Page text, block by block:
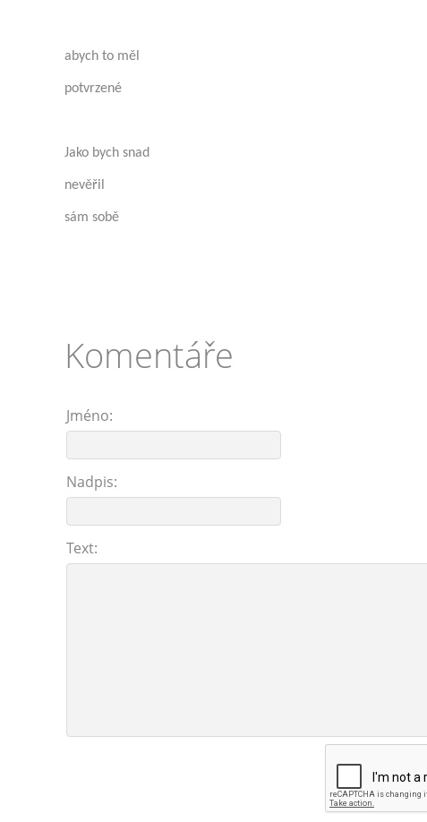
abych to měl
potvrzené
Jako bych snad
nevěřil
sám sobě
Komentáře
Jméno:
Nadpis:
Text: